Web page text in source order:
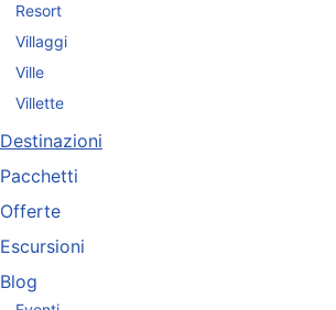
Resort
Villaggi
Ville
Villette
Destinazioni
Pacchetti
Offerte
Escursioni
Blog